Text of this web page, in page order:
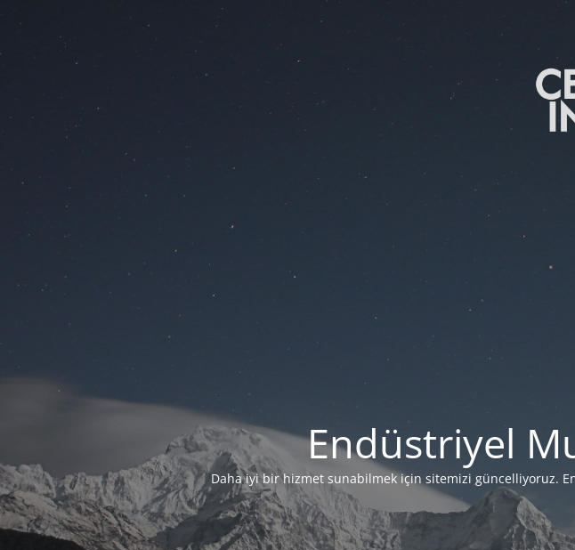
Endüstriyel
Daha iyi bir hizmet sunabilmek için sitemizi güncelliyoruz. En